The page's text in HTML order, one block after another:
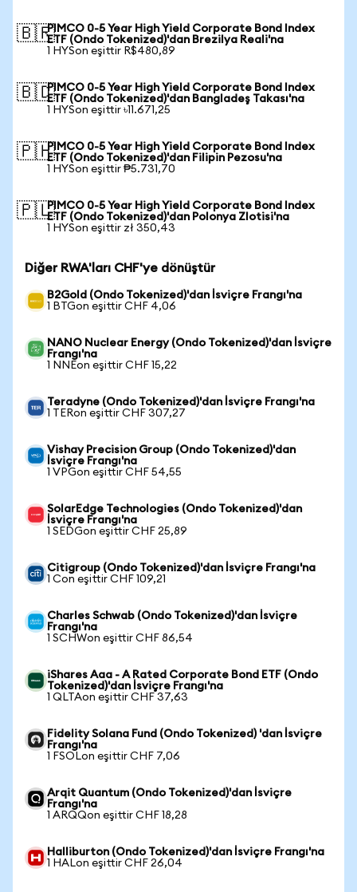
🇧🇷PIMCO 0-5 Year High Yield Corporate Bond Index
ETF (Ondo Tokenized)'dan Brezilya Reali'na
1 HYSon eşittir R$480,89
🇧🇩PIMCO 0-5 Year High Yield Corporate Bond Index
ETF (Ondo Tokenized)'dan Bangladeş Takası'na
1 HYSon eşittir ৳11.671,25
🇵🇭PIMCO 0-5 Year High Yield Corporate Bond Index
ETF (Ondo Tokenized)'dan Filipin Pezosu'na
1 HYSon eşittir ₱5.731,70
🇵🇱PIMCO 0-5 Year High Yield Corporate Bond Index
ETF (Ondo Tokenized)'dan Polonya Zlotisi'na
1 HYSon eşittir zł 350,43
Diğer RWA'ları CHF'ye dönüştür
B2Gold (Ondo Tokenized)'dan İsviçre Frangı'na
1 BTGon eşittir CHF 4,06
NANO Nuclear Energy (Ondo Tokenized)'dan İsviçre
Frangı'na
1 NNEon eşittir CHF 15,22
Teradyne (Ondo Tokenized)'dan İsviçre Frangı'na
1 TERon eşittir CHF 307,27
Vishay Precision Group (Ondo Tokenized)'dan
İsviçre Frangı'na
1 VPGon eşittir CHF 54,55
SolarEdge Technologies (Ondo Tokenized)'dan
İsviçre Frangı'na
1 SEDGon eşittir CHF 25,89
Citigroup (Ondo Tokenized)'dan İsviçre Frangı'na
1 Con eşittir CHF 109,21
Charles Schwab (Ondo Tokenized)'dan İsviçre
Frangı'na
1 SCHWon eşittir CHF 86,54
iShares Aaa - A Rated Corporate Bond ETF (Ondo
Tokenized)'dan İsviçre Frangı'na
1 QLTAon eşittir CHF 37,63
Fidelity Solana Fund (Ondo Tokenized) 'dan İsviçre
Frangı'na
1 FSOLon eşittir CHF 7,06
Arqit Quantum (Ondo Tokenized)'dan İsviçre
Frangı'na
1 ARQQon eşittir CHF 18,28
Halliburton (Ondo Tokenized)'dan İsviçre Frangı'na
1 HALon eşittir CHF 26,04